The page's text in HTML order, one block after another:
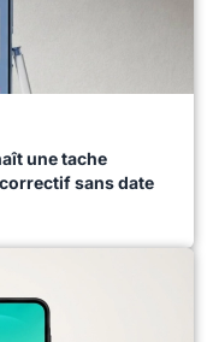
une tache
sans date